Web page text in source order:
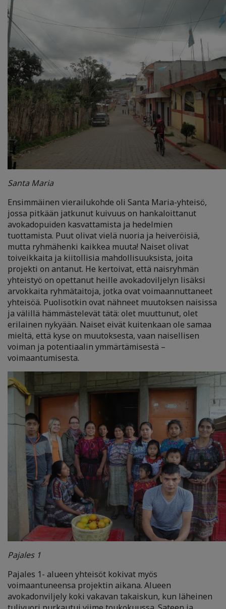
Santa Maria
Ensimmäinen vierailukohde oli Santa Maria-yhteisö,
jossa pitkään jatkunut kuivuus on hankaloittanut
avokadopuiden kasvattamista ja hedelmien
tuottamista. Puut olivat vielä nuoria ja heiveröisiä,
mutta ryhmähenki kaikkea muuta! Naiset olivat
toiveikkaita ja kiitollisia mahdollisuuksista, joita
projekti on antanut. He kertoivat, että naisryhmän
yhteistyö on opettanut heille avokadoviljelyn lisäksi
arvokkaita ryhmätaitoja, jotka ovat voimaannuttaneet
yhteisöä. Puolisotkin ovat nähneet muutoksen naisissa
ja välillä hämmästelevät tätä: olet muuttunut, olet
erilainen nykyään. Naiset eivät kuitenkaan ole samaa
mieltä, että kyse on muutoksesta, vaan naisellisen
voiman ja potentiaalin ymmärtämisestä –
voimaantumisesta.
Pajales 1
Pajales 1- alueen yhteisöt kokivat myös
voimaantuneensa projektin aikana. Alueen
avokadonviljely koki vakavan takaiskun, kun läheinen